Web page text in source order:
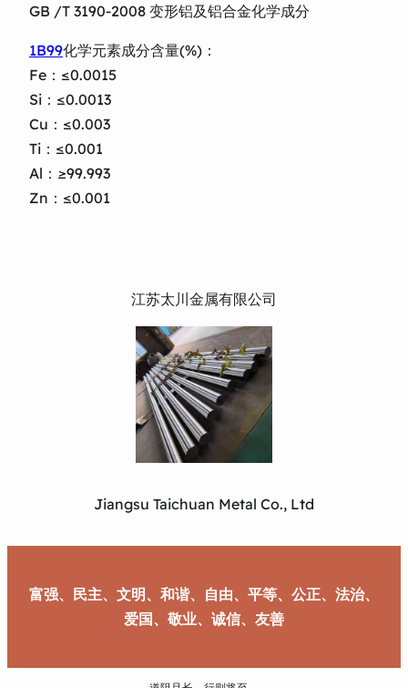
GB /T 3190-2008 变形铝及铝合金化学成分
1B99化学元素成分含量(%)：
Fe：≤0.0015
Si：≤0.0013
Cu：≤0.003
Ti：≤0.001
Al：≥99.993
Zn：≤0.001
江苏太川金属有限公司
Jiangsu Taichuan Metal Co., Ltd
富强、民主、文明、和谐、自由、平等、公正、法治、
爱国、敬业、诚信、友善